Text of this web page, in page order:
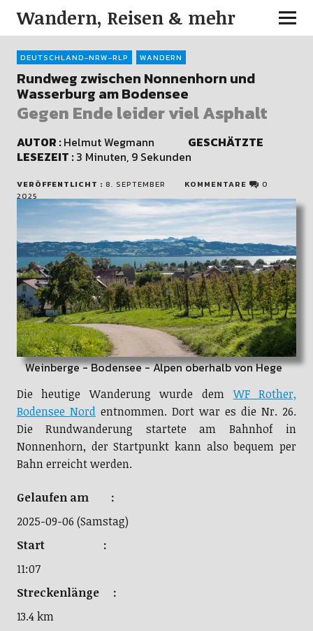
Wandern, Reisen & mehr
DEUTSCHLAND-NRW-RLP WANDERN
Rundweg zwischen Nonnenhorn und
Wasserburg am Bodensee
Gegen Ende leider viel Asphalt
AUTOR :Helmut Wegmann GESCHÄTZTE
LESEZEIT :3 Minuten, 9 Sekunden
VERÖFFENTLICHT : 8. SEPTEMBER
2025
KOMMENTARE 0
Weinberge - Bodensee - Alpen oberhalb von Hege
Die heutige Wanderung wurde demWF Rother,
Bodensee Nordentnommen. Dort war es die Nr. 26.
Die Rundwanderung startete am Bahnhof in
Nonnenhorn, der Startpunkt kann also bequem per
Bahn erreicht werden.
Gelaufen am :
2025-09-06 (Samstag)
Start :
11:07
Streckenlänge :
13.4 km